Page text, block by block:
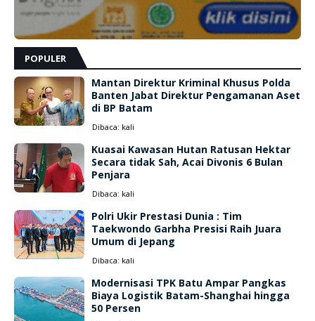
POPULER
Mantan Direktur Kriminal Khusus Polda
Banten Jabat Direktur Pengamanan Aset
di BP Batam
Dibaca: kali
Kuasai Kawasan Hutan Ratusan Hektar
Secara tidak Sah, Acai Divonis 6 Bulan
Penjara
Dibaca: kali
Polri Ukir Prestasi Dunia : Tim
Taekwondo Garbha Presisi Raih Juara
Umum di Jepang
Dibaca: kali
Modernisasi TPK Batu Ampar Pangkas
Biaya Logistik Batam-Shanghai hingga
50 Persen